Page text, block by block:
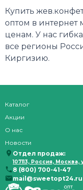
Купить
оптом в интернет
ценам. У нас
все регионы
Киргизию.
Каталог
Акции
О нас
Новости
Отдел продаж:
107113, Россия, Москва,
8 (800) 700-41-47
mail@sweetopt24.ru